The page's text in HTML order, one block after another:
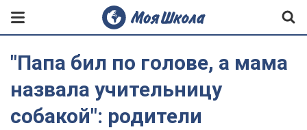
"Папа бил по голове, а мама
назвала учительницу
собакой": родители